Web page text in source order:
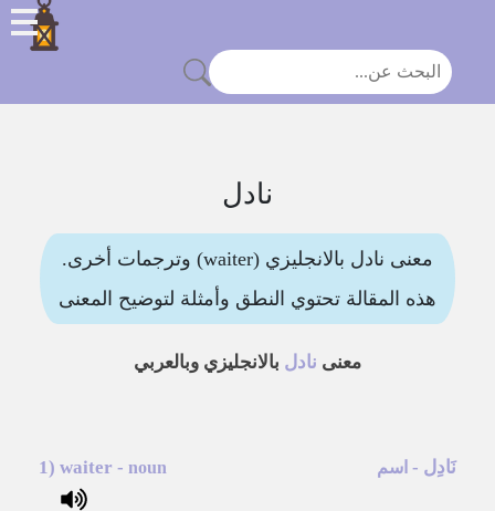
نادل
معنى نادل بالانجليزي (waiter) وترجمات أخرى.
هذه المقالة تحتوي النطق وأمثلة لتوضيح المعنى
معنى نادل بالانجليزي وبالعربي
نَادِل - اسم 1) waiter - noun